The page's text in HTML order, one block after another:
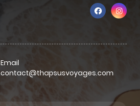
Email
contact@thapsusvoyages.com